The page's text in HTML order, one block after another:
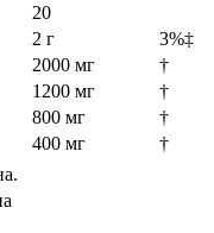
20
2 г
3%‡
2000 мг
†
1200 мг
†
800 мг
†
400 мг
†